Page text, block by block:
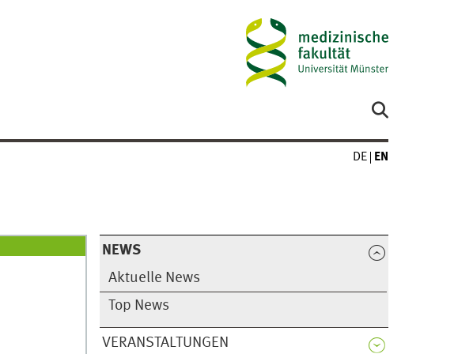
DE EN
NEWS
Aktuelle News
Top News
VERANSTALTUNGEN